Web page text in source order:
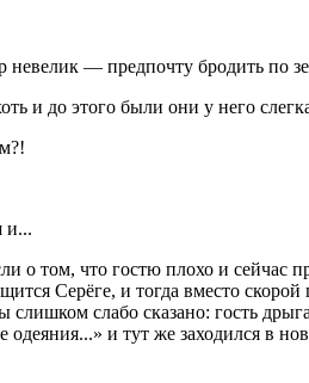
— предпочту бродить по
и до этого были они у него
и...
о том, что гостю плохо и сейчас
Серёге, и тогда вместо
слабо сказано: гость
и тут же заходился в